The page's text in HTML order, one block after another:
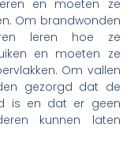
en moeten ze
Om brandwonden
leren hoe ze
en moeten ze
Om vallen
gezorgd dat de
is en dat er geen
kunnen laten